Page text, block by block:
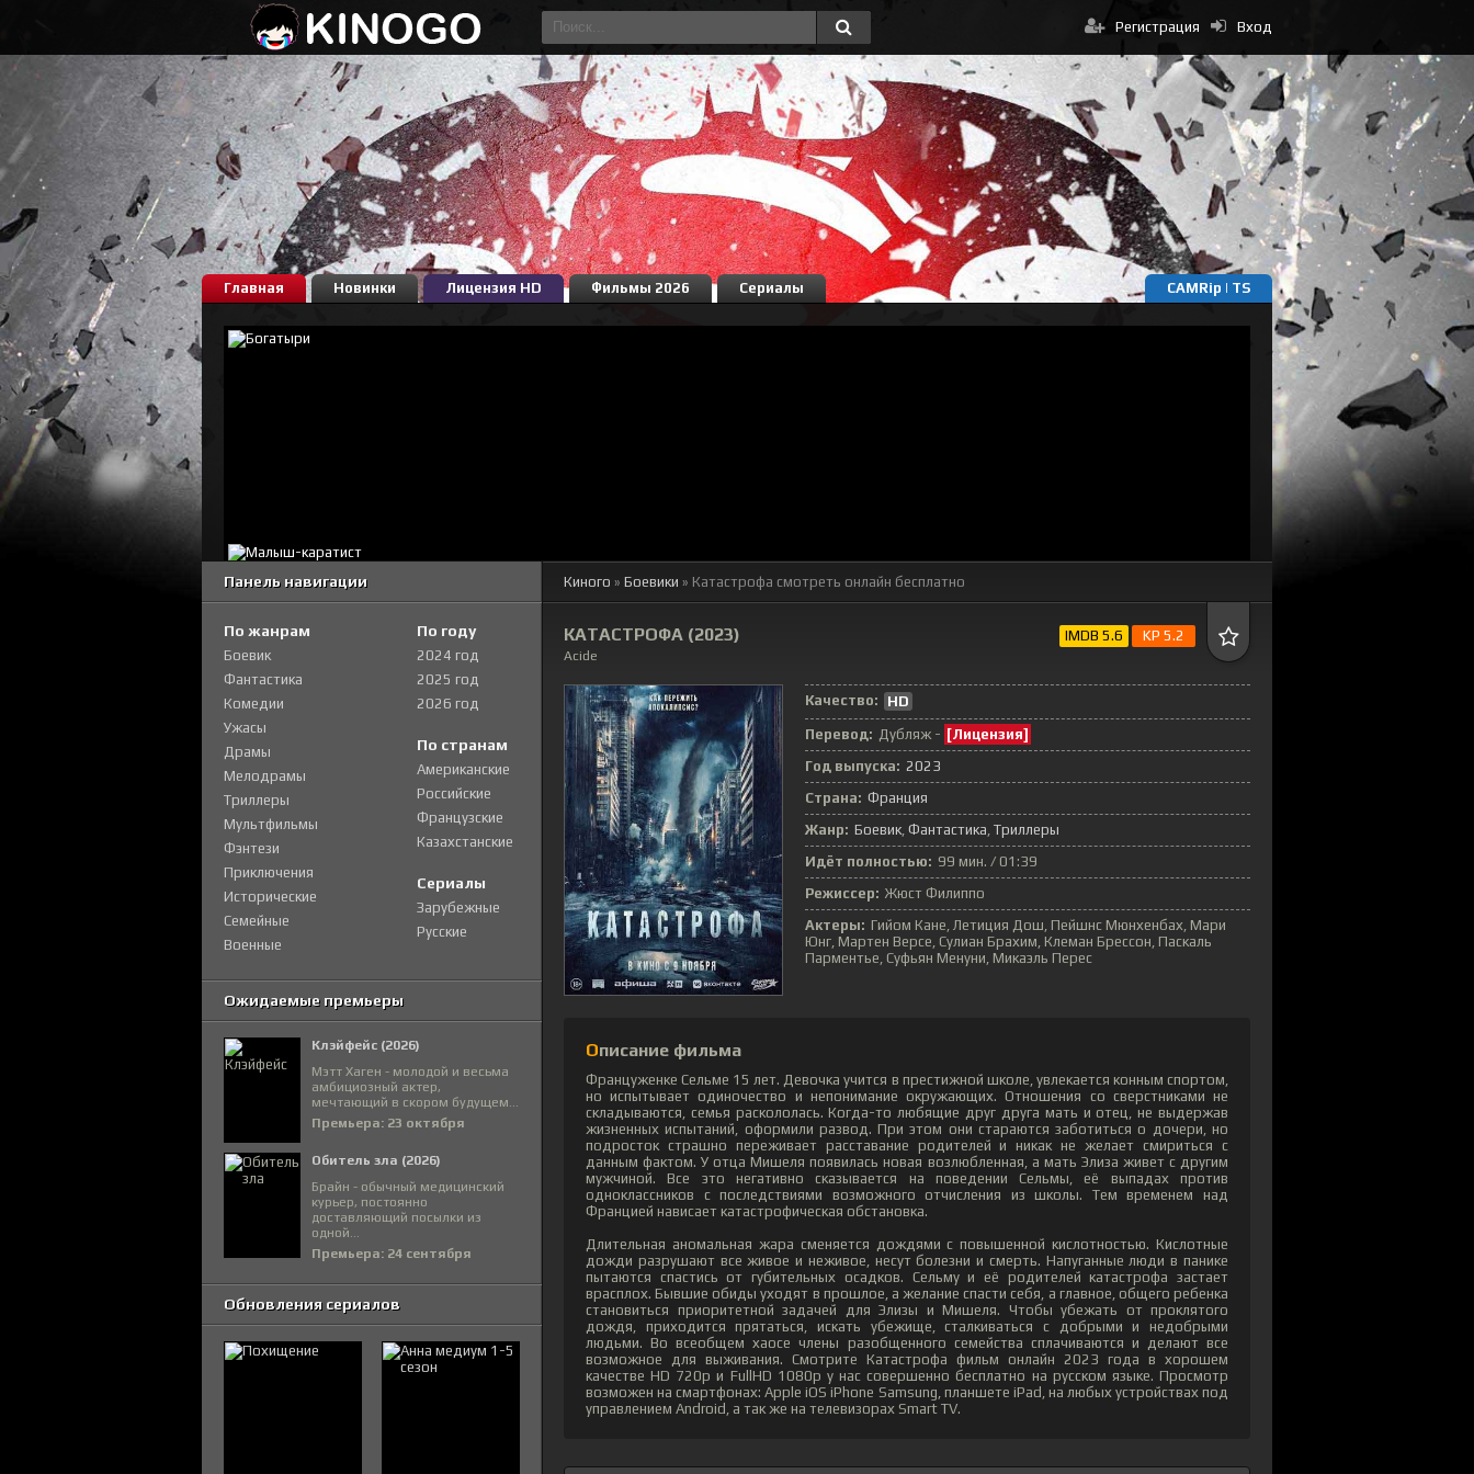
Вход
Регистрация
Главная Новинки Лицензия HD Фильмы 2026 Сериалы CAMRip | TS
Киного » Боевики » Катастрофа смотреть онлайн бесплатно
КАТАСТРОФА (2023)
Acide
IMDB 5.6 KP 5.2
Качество:
HD
Перевод: Дубляж - [Лицензия]
Год выпуска: 2023
Страна: Франция
Жанр: Боевик Фантастика Триллеры
Идёт полностью: 99 мин. / 01:39
Режиссер: Жюст Филиппо
Актеры: Гийом Кане, Летиция Дош, Пейшнс Мюнхенбах, Мари
Юнг, Мартен Версе, Сулиан Брахим, Клеман Брессон, Паскаль
Парментье, Суфьян Менуни, Микаэль Перес
Описание фильма
Француженке Сельме 15 лет. Девочка учится в престижной школе, увлекается конным спортом,
но испытывает одиночество и непонимание окружающих. Отношения со сверстниками не
складываются, семья раскололась. Когда-то любящие друг друга мать и отец, не выдержав
жизненных испытаний, оформили развод. При этом они стараются заботиться о дочери, но
подросток страшно переживает расставание родителей и никак не желает смириться с
данным фактом. У отца Мишеля появилась новая возлюбленная, а мать Элиза живет с другим
мужчиной. Все это негативно сказывается на поведении Сельмы, её выпадах против
одноклассников с последствиями возможного отчисления из школы. Тем временем над
Францией нависает катастрофическая обстановка.
Длительная аномальная жара сменяется дождями с повышенной кислотностью. Кислотные
дожди разрушают все живое и неживое, несут болезни и смерть. Напуганные люди в панике
пытаются спастись от губительных осадков. Сельму и её родителей катастрофа застает
врасплох. Бывшие обиды уходят в прошлое, а желание спасти себя, а главное, общего ребенка
становиться приоритетной задачей для Элизы и Мишеля. Чтобы убежать от проклятого
дождя, приходится прятаться, искать убежище, сталкиваться с добрыми и недобрыми
людьми. Во всеобщем хаосе члены разобщенного семейства сплачиваются и делают все
возможное для выживания. Смотрите Катастрофа фильм онлайн 2023 года в хорошем
качестве HD 720p и FullHD 1080p у нас совершенно бесплатно на русском языке. Просмотр
возможен на смартфонах: Apple iOS iPhone Samsung, планшете iPad, на любых устройствах под
управлением Android, а так же на телевизорах Smart TV.
Панель навигации
По жанрам
Боевик
Фантастика
Комедии
Ужасы
Драмы
Мелодрамы
Триллеры
Мультфильмы
Фэнтези
Приключения
Исторические
Семейные
Военные
По году
2024 год
2025 год
2026 год
По странам
Американские
Российские
Французские
Казахстанские
Сериалы
Зарубежные
Русские
Ожидаемые премьеры
Клэйфейс (2026)
Мэтт Хаген - молодой и весьма
амбициозный актер,
мечтающий в скором будущем...
Премьера: 23 октября
Обитель зла (2026)
Брайн - обычный медицинский
курьер, постоянно
доставляющий посылки из
одной...
Премьера: 24 сентября
Обновления сериалов